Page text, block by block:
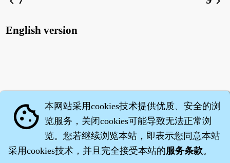
English version
cookie 本网站采用cookies技术提供优质、安全的浏
览服务，关闭cookies可能导致无法正常浏
览。您若继续浏览本站，即表示您同意本站
采用cookies技术，并且完全接受本站的服务条款。